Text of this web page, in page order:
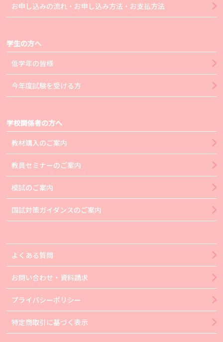
お申し込みの流れ・お申し込み方法・お支払方法
学生の方へ
低学年の皆様
今年度試験を受ける方
学校関係者の方へ
教材購入のご案内
教員セミナーのご案内
模試のご案内
国試対策ガイダンスのご案内
よくある質問
お問い合わせ・資料請求
プライバシーポリシー
特定商取引に基づく表示